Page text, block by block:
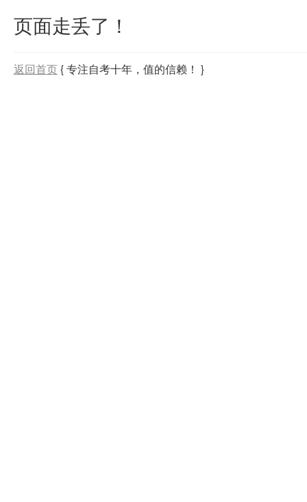
页面走丢了！
返回首页{ 专注自考十年，值的信赖！ }